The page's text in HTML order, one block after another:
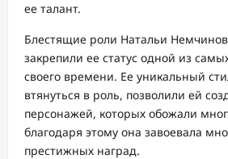
ее талант.
Блестящие роли Натальи
закрепили ее статус одной из
своего времени. Ее уникальный
втянуться в роль, позволили ей
персонажей, которых обожали
благодаря этому она завоевала
престижных наград.